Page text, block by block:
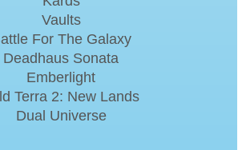
Vaults
For The Galaxy
Deadhaus Sonata
Emberlight
Terra 2: New Lands
Dual Universe